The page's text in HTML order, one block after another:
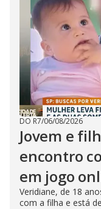
DO R7/06/08/2026
Jovem e
encontro
em jogo
Veridiane, de 18
com a filha e está